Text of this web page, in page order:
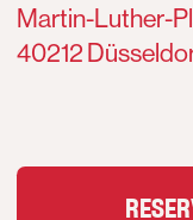
Martin-Luther-
40212